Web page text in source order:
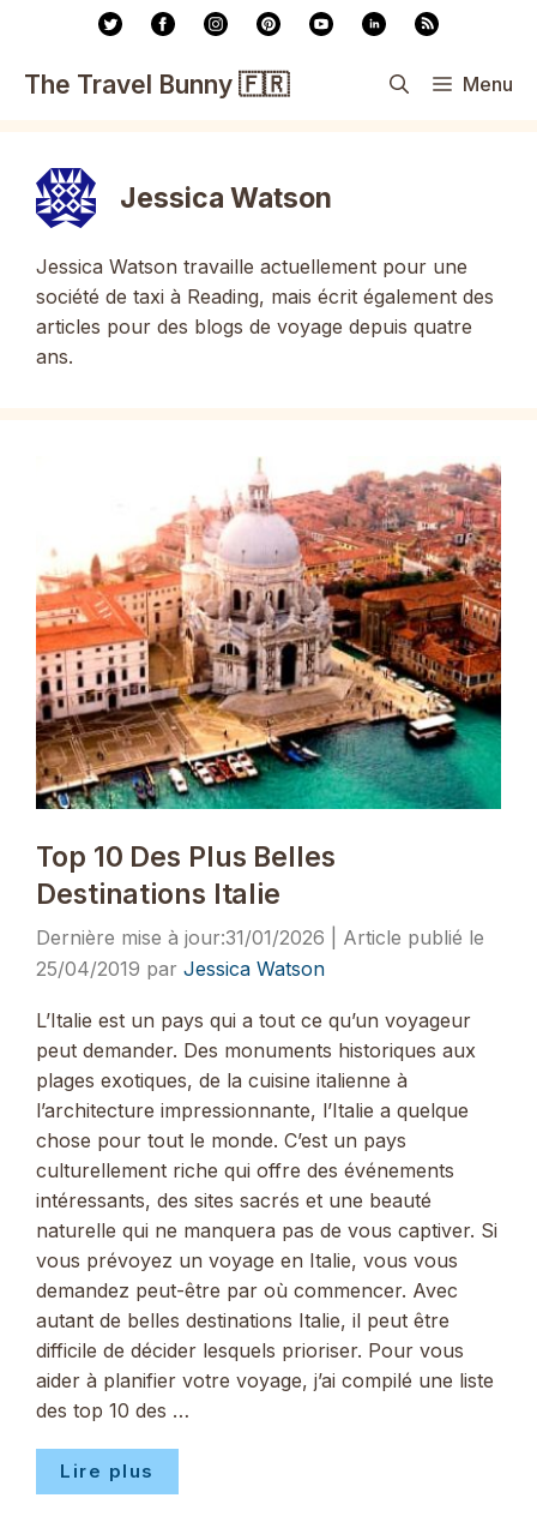
contenu
The Travel Bunny 🇫🇷 Menu
Jessica Watson
Jessica Watson travaille actuellement pour une
société de taxi à Reading, mais écrit également des
articles pour des blogs de voyage depuis quatre
ans.
Top 10 Des Plus Belles
Destinations Italie
31/01/2026
25/04/2019 par Jessica Watson
L’Italie est un pays qui a tout ce qu’un voyageur
peut demander. Des monuments historiques aux
plages exotiques, de la cuisine italienne à
l’architecture impressionnante, l’Italie a quelque
chose pour tout le monde. C’est un pays
culturellement riche qui offre des événements
intéressants, des sites sacrés et une beauté
naturelle qui ne manquera pas de vous captiver. Si
vous prévoyez un voyage en Italie, vous vous
demandez peut-être par où commencer. Avec
autant de belles destinations Italie, il peut être
difficile de décider lesquels prioriser. Pour vous
aider à planifier votre voyage, j’ai compilé une liste
des top 10 des …
Lire plus